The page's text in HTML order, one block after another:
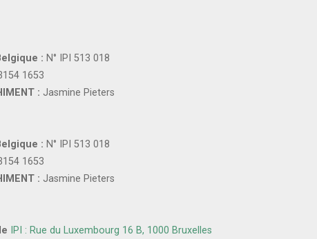
: N° IPI 513 018
1653
: Jasmine Pieters
: N° IPI 513 018
1653
: Jasmine Pieters
IPI : Rue du Luxembourg 16 B, 1000 Bruxelles